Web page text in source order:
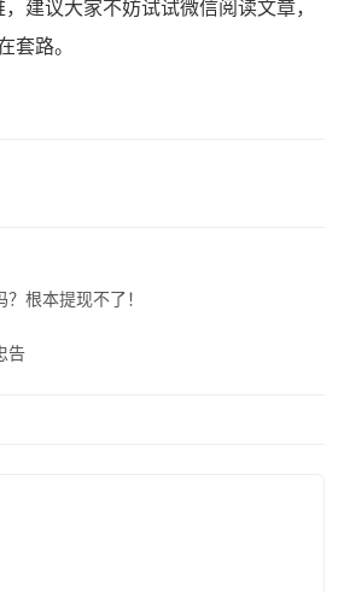
建议大家不妨试试微信阅读文章，
套路。
根本提现不了！
告